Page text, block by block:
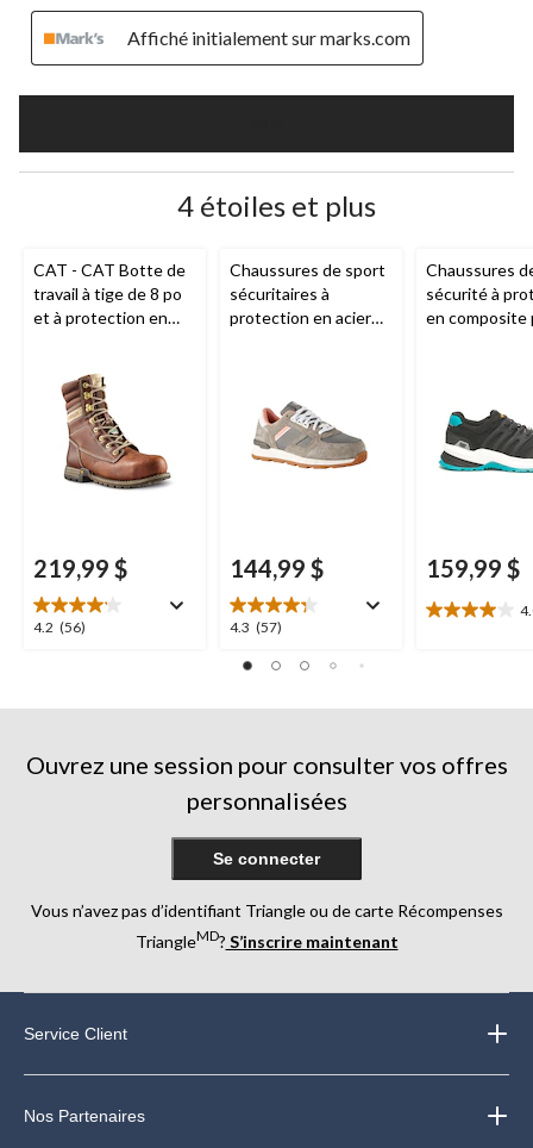
Affiché initialement sur marks.com
4 étoiles et plus
CAT - CAT Botte de
travail à tige de 8 po
et à protection en
219,99 $
4.2 (56)
4.2
Chaussures de sport
sécuritaires à
protection en acier
144,99 $
4.3 (57)
4.3
sur
Chaussures
sécurité à
en composite
159,99 $
4.0
2
Ouvrez une session pour consulter vos offres
personnalisées
Se connecter
Vous n’avez pas d’identifiant Triangle ou de carte Récompenses
TriangleMD? S’inscrire maintenant
Service Client
Nos Partenaires